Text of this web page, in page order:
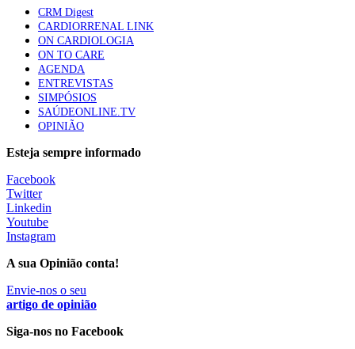
“Os programas de rastreio do cancro do pulmão são
custo-efetivos e representam um investimento
sustentável para os sistemas de saúde”
66 visualizações
Trodelvy aprovado para primeira linha no cancro da
mama triplo negativo metastático em doentes não
elegíveis para inibidores PD-(L)1
MAIS NOTÍCIAS
Sindicato diz que nova carreira de médicos dentistas reforça
estabilidade no SNS
CRM Digest
CARDIORRENAL LINK
ON CARDIOLOGIA
ON TO CARE
AGENDA
ENTREVISTAS
SIMPÓSIOS
SAÚDEONLINE.TV
OPINIÃO
Esteja sempre informado
Facebook
Twitter
Linkedin
Youtube
Instagram
A sua Opinião conta!
Envie-nos o seu
artigo de opinião
Siga-nos no Facebook